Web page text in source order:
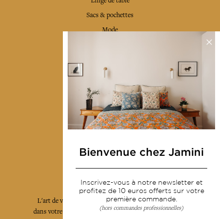
Sacs & pochettes
Mode
Livraison & retour
CGV
Devenir revendeur
Notre communauté
L'art de vivre JAMINI raconté avec poésie et élégance
dans votre boîte mail. Inscrivez vous à notre newsletter
Bienvenue chez Jamini
Inscrivez-vous à notre newsletter et
profitez de 10 euros offerts sur votre
première commande.
(hors commandes professionnelles)